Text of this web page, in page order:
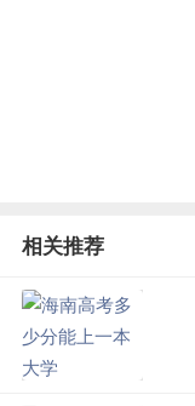
相关推荐